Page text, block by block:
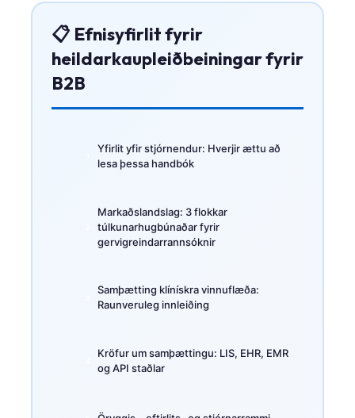
📋 Efnisyfirlit fyrir
heildarkaupleiðbeiningar fyrir
B2B
Yfirlit yfir stjórnendur: Hverjir ættu að
lesa þessa handbók
Markaðslandslag: 3 flokkar
túlkunarhugbúnaðar fyrir
gervigreindarrannsóknir
Samþætting klínískra vinnuflæða:
Raunveruleg innleiðing
Kröfur um samþættingu: LIS, EHR, EMR
og API staðlar